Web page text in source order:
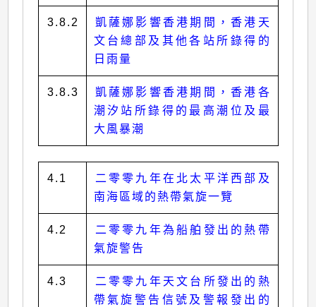
3.8.2
凱薩娜影響香港期間，香港天
文台總部及其他各站所錄得的
日雨量
3.8.3
凱薩娜影響香港期間，香港各
潮汐站所錄得的最高潮位及最
大風暴潮
4.1
二零零九年在北太平洋西部及
南海區域的熱帶氣旋一覽
4.2
二零零九年為船舶發出的熱帶
氣旋警告
4.3
二零零九年天文台所發出的熱
帶氣旋警告信號及警報發出的